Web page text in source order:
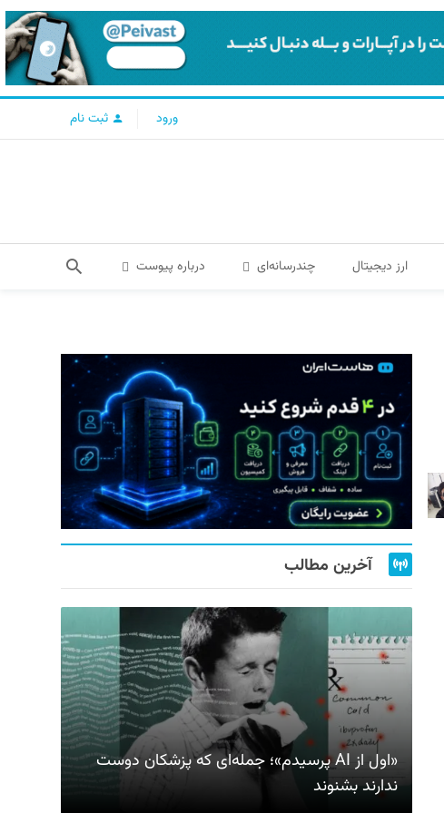
ورود ثبت نام
ارز دیجیتال چندرسانه‌ای درباره پیوست
آخرین مطالب
«اول از AI پرسیدم»؛ جمله‌ای که پزشکان دوست
ندارند بشنوند